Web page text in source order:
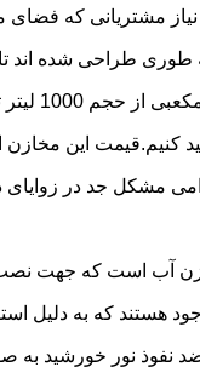
مشتریانی که
طراحی شده اند تا
و دوجداره در قالب های روش
کنیم.قیمت این
جد در زوایای
آب است که جهت
هستند که به دلیل
نفوذ نور خورشید